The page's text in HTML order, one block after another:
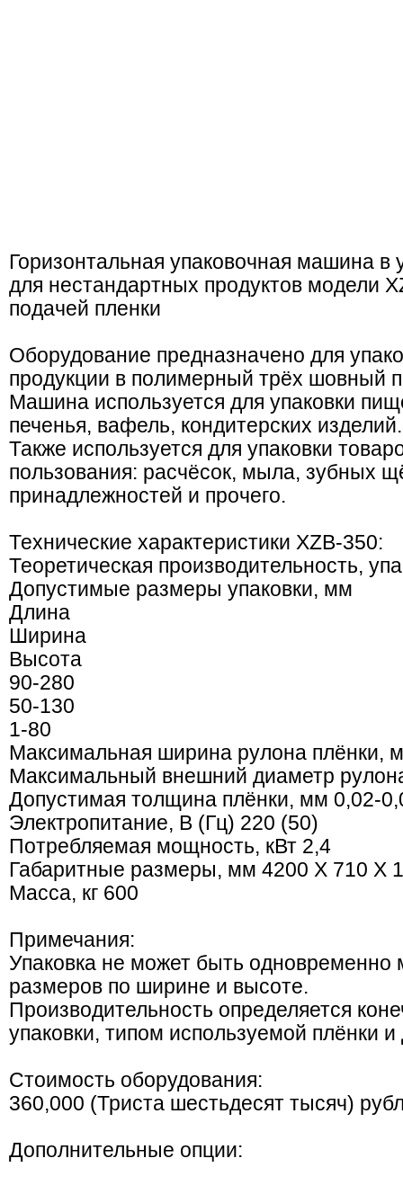
Горизонтальная упаковочная машина
для нестандартных продуктов модели
подачей пленки
Оборудование предназначено для
продукции в полимерный трёх шовный
Машина используется для упаковки
печенья, вафель, кондитерских изделий.
Также используется для упаковки
пользования: расчёсок, мыла, зубных
принадлежностей и прочего.
Технические характеристики XZB-350:
Теоретическая производительность,
Допустимые размеры упаковки, мм
Длина
Ширина
Высота
90-280
50-130
1-80
Максимальная ширина рулона плёнки,
Максимальный внешний диаметр
Допустимая толщина плёнки, мм 0,02-
Электропитание, В (Гц) 220 (50)
Потребляемая мощность, кВт 2,4
Габаритные размеры, мм 4200 Х 710 Х
Масса, кг 600
Примечания:
Упаковка не может быть одновременно
размеров по ширине и высоте.
Производительность определяется
упаковки, типом используемой плёнки
Стоимость оборудования:
360,000 (Триста шестьдесят тысяч)
Дополнительные опции: